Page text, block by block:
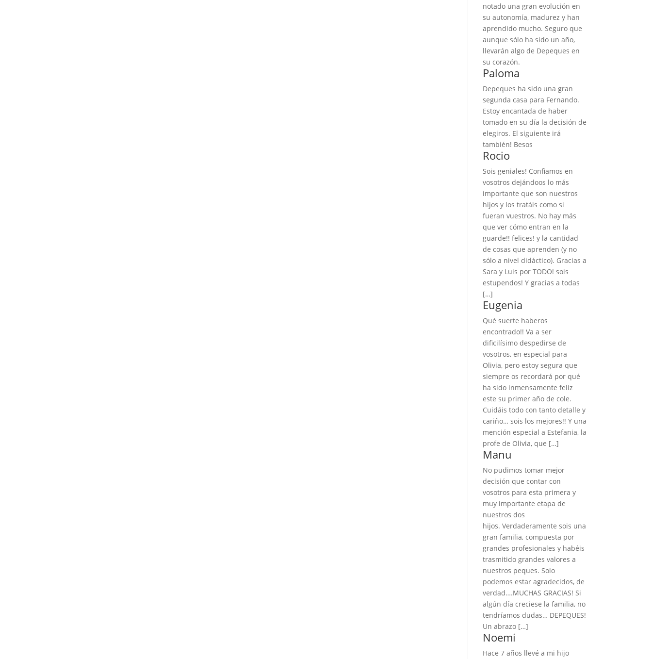
notado una gran evolución en
su autonomía, madurez y han
aprendido mucho. Seguro que
aunque sólo ha sido un año,
llevarán algo de Depeques en
su corazón.
Paloma
Depeques ha sido una gran
segunda casa para Fernando.
Estoy encantada de haber
tomado en su día la decisión de
elegiros. El siguiente irá
también! Besos
Rocio
Sois geniales! Confiamos en
vosotros dejándoos lo más
importante que son nuestros
hijos y los tratáis como si
fueran vuestros. No hay más
que ver cómo entran en la
guarde!! felices! y la cantidad
de cosas que aprenden (y no
sólo a nivel didáctico). Gracias a
Sara y Luis por TODO! sois
estupendos! Y gracias a todas
[…]
Eugenia
Qué suerte haberos
encontrado!! Va a ser
dificilísimo despedirse de
vosotros, en especial para
Olivia, pero estoy segura que
siempre os recordará por qué
ha sido inmensamente feliz
este su primer año de cole.
Cuidáis todo con tanto detalle y
cariño… sois los mejores!! Y una
mención especial a Estefania, la
profe de Olivia, que […]
Manu
No pudimos tomar mejor
decisión que contar con
vosotros para esta primera y
muy importante etapa de
nuestros dos
hijos. Verdaderamente sois una
gran familia, compuesta por
grandes profesionales y habéis
trasmitido grandes valores a
nuestros peques. Solo
podemos estar agradecidos, de
verdad….MUCHAS GRACIAS! Si
algún día creciese la familia, no
tendríamos dudas… DEPEQUES!
Un abrazo […]
Noemi
Hace 7 años llevé a mi hijo